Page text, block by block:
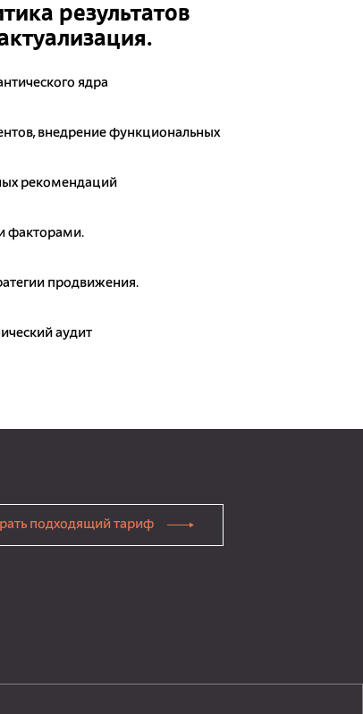
результатов
ядра
внедрение функциональных
рекомендаций
факторами.
продвижения.
аудит
подходящий тариф